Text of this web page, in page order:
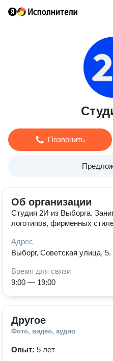
Позвонить
Об организации
Студия 2И из Выборга.
логотипов, фирменных
Адрес
Выборг, Советская улица, 5.
Время для связи
9:00 — 19:00
Другое
Фото, видео, аудио
Опыт: 5 лет